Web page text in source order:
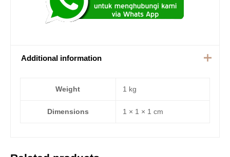
Additional information
Weight 1 kg
Dimensions 1 × 1 × 1 cm